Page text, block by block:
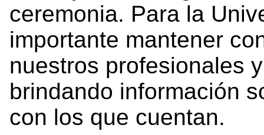
ceremonia. Para la
importante mantener
nuestros profesionales
brindando información
con los que cuentan.